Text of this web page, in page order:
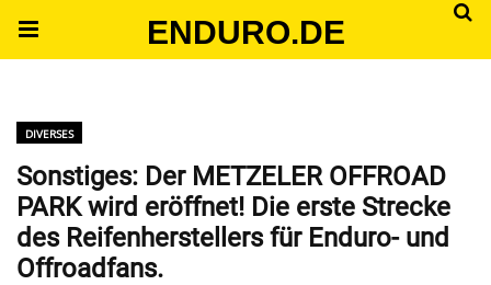
ENDURO.DE
DIVERSES
Sonstiges: Der METZELER OFFROAD
PARK wird eröffnet! Die erste Strecke
des Reifenherstellers für Enduro- und
Offroadfans.